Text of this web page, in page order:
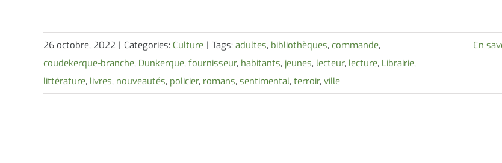
26 octobre, 2022 | Categories: Culture | Tags: adultes, bibliothèques, commande,
coudekerque-branche, Dunkerque, fournisseur, habitants, jeunes, lecteur, lecture, Librairie,
littérature, livres, nouveautés, policier, romans, sentimental, terroir, ville
En